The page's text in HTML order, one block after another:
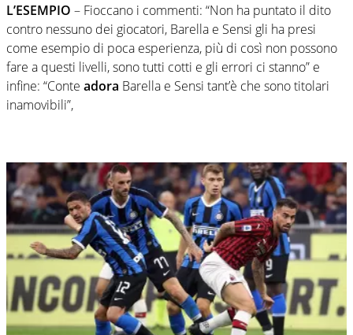
L’ESEMPIO – Fioccano i commenti: “Non ha puntato il dito
contro nessuno dei giocatori, Barella e Sensi gli ha presi
come esempio di poca esperienza, più di così non possono
fare a questi livelli, sono tutti cotti e gli errori ci stanno” e
infine: “Conte adora Barella e Sensi tant’è che sono titolari
inamovibili”,